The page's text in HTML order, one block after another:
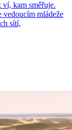
ví, kam směřuje.
mládeže
sítí,